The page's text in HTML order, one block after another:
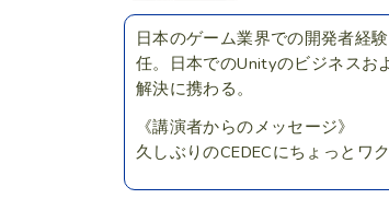
日本のゲーム業界での開発者経
任。日本でのUnityのビジネスお
解決に携わる。
《講演者からのメッセージ》
久しぶりのCEDECにちょっとワ